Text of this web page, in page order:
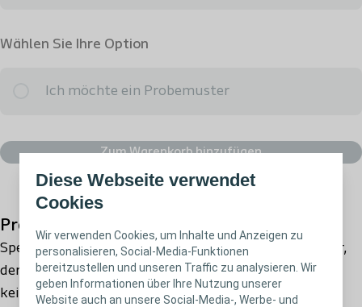
Diese Webseite verwendet
Cookies
Wir verwenden Cookies, um Inhalte und Anzeigen zu
personalisieren, Social-Media-Funktionen
bereitzustellen und unseren Traffic zu analysieren. Wir
geben Informationen über Ihre Nutzung unserer
Website auch an unsere Social-Media-, Werbe- und
Ich möchte gerne beraten werden
285100 - Frauen/Mädchen - CH10 - Länge: 16cm -
285120 - Frauen - CH12 - Länge: 16cm - Erstattungsfähig:
285140 - Frauen - CH14 - Länge: 16cm - Erstattungsfähig:
285160 - Frauen - CH16 - Länge: 16cm - Erstattungsfähig:
Wählen Sie Ihre Option
Ich möchte ein Probemuster
Zum Warenkorb hinzufügen
Produktbeschreibung
SpeediCath ist ein sofort gebrauchsfertiger Katheter,
der einfach und intuitiv anzuwenden ist. Es müssen
kein zusätzliches Wasser oder Gleitmittel verwendet